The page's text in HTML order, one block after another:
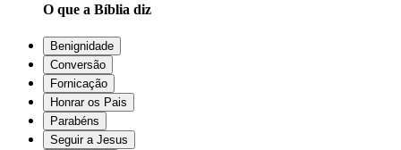
O que a Bíblia diz
Benignidade
Conversão
Fornicação
Honrar os Pais
Parabéns
Seguir a Jesus